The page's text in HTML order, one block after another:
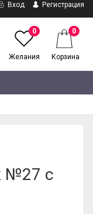
Вход Регистрация
0
Желания
0
Корзина
№27 с